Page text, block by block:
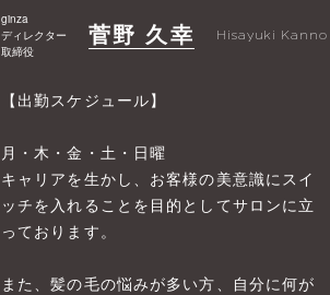
ginza
ディレクター
取締役
菅野 久幸 Hisayuki Kanno
【出勤スケジュール】
月・木・金・土・日曜
キャリアを生かし、お客様の美意識にスイ
ッチを入れることを目的としてサロンに立
っております。
また、髪の毛の悩みが多い方、自分に何が